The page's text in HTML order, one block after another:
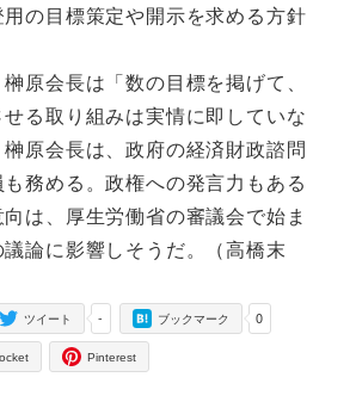
の目標策定や開示を求める方針
原会長は「数の目標を掲げて、
る取り組みは実情に即していな
原会長は、政府の経済財政諮問
務める。政権への発言力もある
は、厚生労働省の審議会で始ま
論に影響しそうだ。（高橋末
-
ツイート 0
ブックマーク
Pinterest